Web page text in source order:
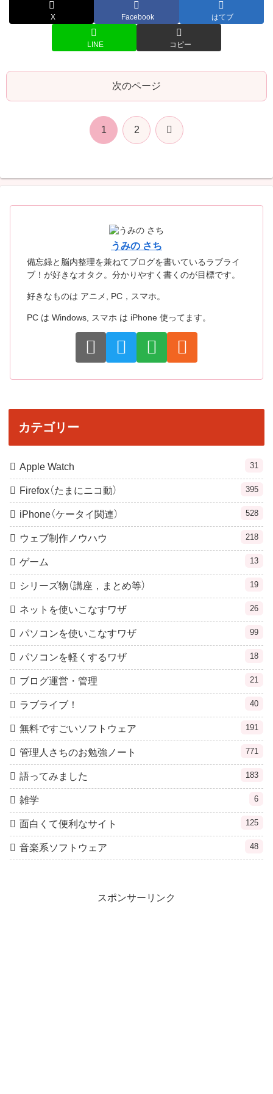
X Facebook はてブ
LINE コピー
次のページ
1 2 次
うみの さち
備忘録と脳内整理を兼ねてブログを書いているラブライ
ブ！が好きなオタク。分かりやすく書くのが目標です。
好きなものは アニメ, PC，スマホ。
PC は Windows, スマホ は iPhone 使ってます。
カテゴリー
Apple Watch 31
Firefox（たまにニコ動） 395
iPhone（ケータイ関連） 528
ウェブ制作ノウハウ 218
ゲーム 13
シリーズ物（講座，まとめ等） 19
ネットを使いこなすワザ 26
パソコンを使いこなすワザ 99
パソコンを軽くするワザ 18
ブログ運営・管理 21
ラブライブ！ 40
無料ですごいソフトウェア 191
管理人さちのお勉強ノート 771
語ってみました 183
雑学 6
面白くて便利なサイト 125
音楽系ソフトウェア 48
スポンサーリンク